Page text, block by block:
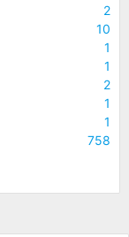
2
10
1
1
2
1
1
758